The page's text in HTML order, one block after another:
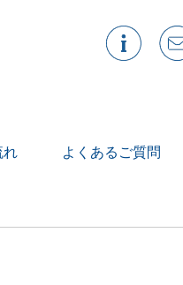
れ よくあるご質問